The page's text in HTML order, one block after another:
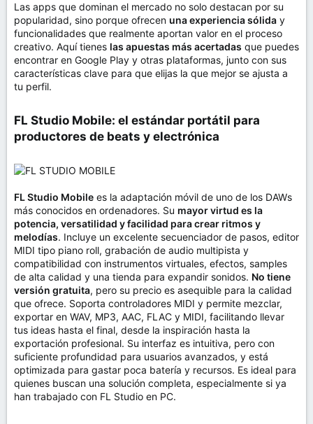
Las apps que dominan el mercado no solo destacan por su
popularidad, sino porque ofrecen una experiencia sólida y
funcionalidades que realmente aportan valor en el proceso
creativo. Aquí tienes las apuestas más acertadas que puedes
encontrar en Google Play y otras plataformas, junto con sus
características clave para que elijas la que mejor se ajusta a
tu perfil.
FL Studio Mobile: el estándar portátil para
productores de beats y electrónica​
FL Studio Mobile es la adaptación móvil de uno de los DAWs
más conocidos en ordenadores. Su mayor virtud es la
potencia, versatilidad y facilidad para crear ritmos y
melodías. Incluye un excelente secuenciador de pasos, editor
MIDI tipo piano roll, grabación de audio multipista y
compatibilidad con instrumentos virtuales, efectos, samples
de alta calidad y una tienda para expandir sonidos. No tiene
versión gratuita, pero su precio es asequible para la calidad
que ofrece. Soporta controladores MIDI y permite mezclar,
exportar en WAV, MP3, AAC, FLAC y MIDI, facilitando llevar
tus ideas hasta el final, desde la inspiración hasta la
exportación profesional. Su interfaz es intuitiva, pero con
suficiente profundidad para usuarios avanzados, y está
optimizada para gastar poca batería y recursos. Es ideal para
quienes buscan una solución completa, especialmente si ya
han trabajado con FL Studio en PC.